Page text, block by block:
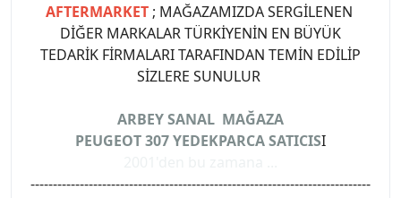
AFTERMARKET ; MAĞAZAMIZDA SERGİLENEN
DİĞER MARKALAR TÜRKİYENİN EN BÜYÜK
TEDARİK FİRMALARI TARAFINDAN TEMİN EDİLİP
SİZLERE SUNULUR
ARBEY SANAL MAĞAZA
PEUGEOT 307 YEDEKPARCA SATICISI
----------------------------------------------------------------------------